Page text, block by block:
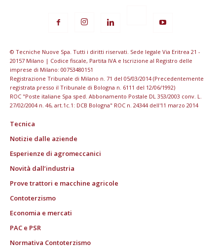
© Tecniche Nuove Spa. Tutti i diritti riservati. Sede legale Via Eritrea 21 -
20157 Milano | Codice fiscale, Partita IVA e Iscrizione al Registro delle
imprese di Milano: 00753480151
Registrazione Tribunale di Milano n. 71 del 05/03/2014 (Precedentemente
registrata presso il Tribunale di Bologna n. 6111 del 12/06/1992)
ROC "Poste italiane Spa sped. Abbonamento Postale DL 353/2003 conv. L.
27/02/2004 n. 46, art.1c.1: DCB Bologna" ROC n. 24344 dell'11 marzo 2014
Tecnica
Notizie dalle aziende
Esperienze di agromeccanici
Novità dall’industria
Prove trattori e macchine agricole
Contoterzismo
Economia e mercati
PAC e PSR
Normativa Contoterzismo